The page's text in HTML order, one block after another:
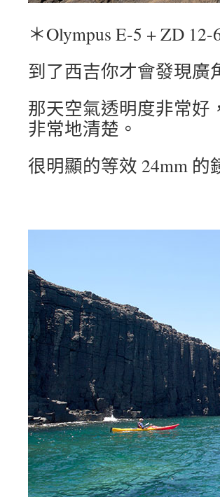
＊Olympus E-5 + ZD
到了西吉你才會發現
那天空氣透明度非常好
非常地清楚。
很明顯的等效 24mm